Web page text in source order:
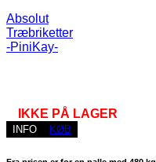
Absolut
Træbriketter
-PiniKay-
IKKE PÅ LAGER
INFO KØB